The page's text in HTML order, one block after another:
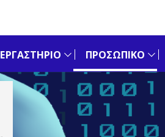
ΕΡΓΑΣΤΗΡΙΟ ΠΡΟΣΩΠΙΚΟ